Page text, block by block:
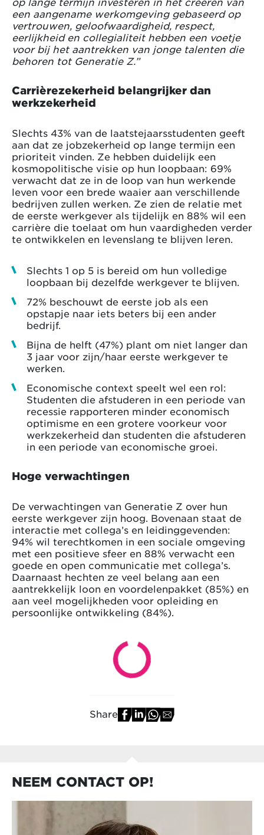
een aangename werkomgeving gebaseerd op
vertrouwen, geloofwaardigheid, respect,
eerlijkheid en collegialiteit hebben een voetje
voor bij het aantrekken van jonge talenten die
behoren tot Generatie Z.”
Carrièrezekerheid belangrijker dan
werkzekerheid
Slechts 43% van de laatstejaarsstudenten geeft
aan dat ze jobzekerheid op lange termijn een
prioriteit vinden. Ze hebben duidelijk een
kosmopolitische visie op hun loopbaan: 69%
verwacht dat ze in de loop van hun werkende
leven voor een brede waaier aan verschillende
bedrijven zullen werken. Ze zien de relatie met
de eerste werkgever als tijdelijk en 88% wil een
carrière die toelaat om hun vaardigheden verder
te ontwikkelen en levenslang te blijven leren.
Slechts 1 op 5 is bereid om hun volledige
loopbaan bij dezelfde werkgever te blijven.
72% beschouwt de eerste job als een
opstapje naar iets beters bij een ander
bedrijf.
Bijna de helft (47%) plant om niet langer dan
3 jaar voor zijn/haar eerste werkgever te
werken.
Economische context speelt wel een rol:
Studenten die afstuderen in een periode van
recessie rapporteren minder economisch
optimisme en een grotere voorkeur voor
werkzekerheid dan studenten die afstuderen
in een periode van economische groei.
Hoge verwachtingen
De verwachtingen van Generatie Z over hun
eerste werkgever zijn hoog. Bovenaan staat de
interactie met collega’s en leidinggevenden:
94% wil terechtkomen in een sociale omgeving
met een positieve sfeer en 88% verwacht een
goede en open communicatie met collega’s.
Daarnaast hechten ze veel belang aan een
aantrekkelijk loon en voordelenpakket (85%) en
aan veel mogelijkheden voor opleiding en
persoonlijke ontwikkeling (84%).
Share
NEEM CONTACT OP!